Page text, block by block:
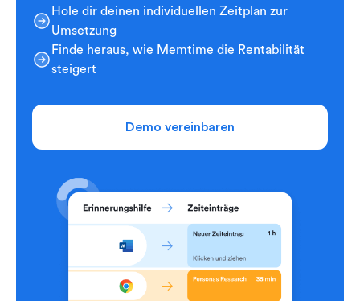
Hole dir deinen individuellen Zeitplan zur
Umsetzung
Finde heraus, wie Memtime die Rentabilität
steigert
Demo vereinbaren